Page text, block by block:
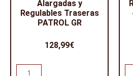
Alargadas y
Regulables Traseras
PATROL GR
128,99€